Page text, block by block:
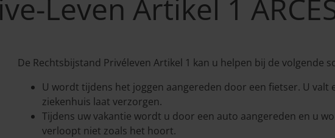
Leven Artikel 1
De Rechtsbijstand Privéleven Artikel 1 kan u helpen bij de volgende
U wordt tijdens het joggen aangereden door een fietser. U valt
ziekenhuis laat verzorgen.
Tijdens uw vakantie wordt u door een auto aangereden en u
verloopt niet zoals het hoort.